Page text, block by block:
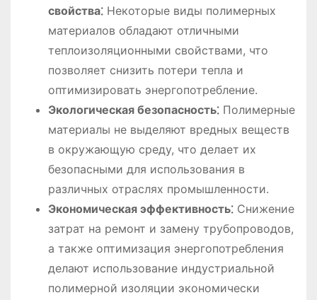
свойства⁚Некоторые виды полимерных
материалов обладают отличными
теплоизоляционными свойствами, что
позволяет снизить потери тепла и
оптимизировать энергопотребление.
Экологическая безопасность⁚Полимерные
материалы не выделяют вредных веществ
в окружающую среду, что делает их
безопасными для использования в
различных отраслях промышленности.
Экономическая эффективность⁚Снижение
затрат на ремонт и замену трубопроводов,
а также оптимизация энергопотребления
делают использование индустриальной
полимерной изоляции экономически